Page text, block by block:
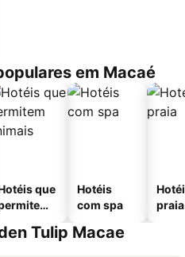
em Macaé
que
Hotéis
com spa
praia
Tulip Macae